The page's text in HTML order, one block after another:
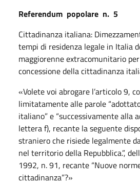
Referendum popolare n. 5
Cittadinanza italiana:
tempi di residenza legale in Italia
maggiorenne extracomunitario
concessione della cittadinanza
«Volete voi abrogare l’articolo 9,
limitatamente alle parole
italiano” e “successivamente alla
lettera f), recante la seguente
straniero che risiede legalmente
nel territorio della Repubblica.”,
1992, n. 91, recante “Nuove
cittadinanza”?»